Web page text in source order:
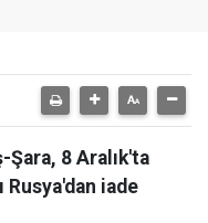
8 Aralık'ta
Rusya'dan iade